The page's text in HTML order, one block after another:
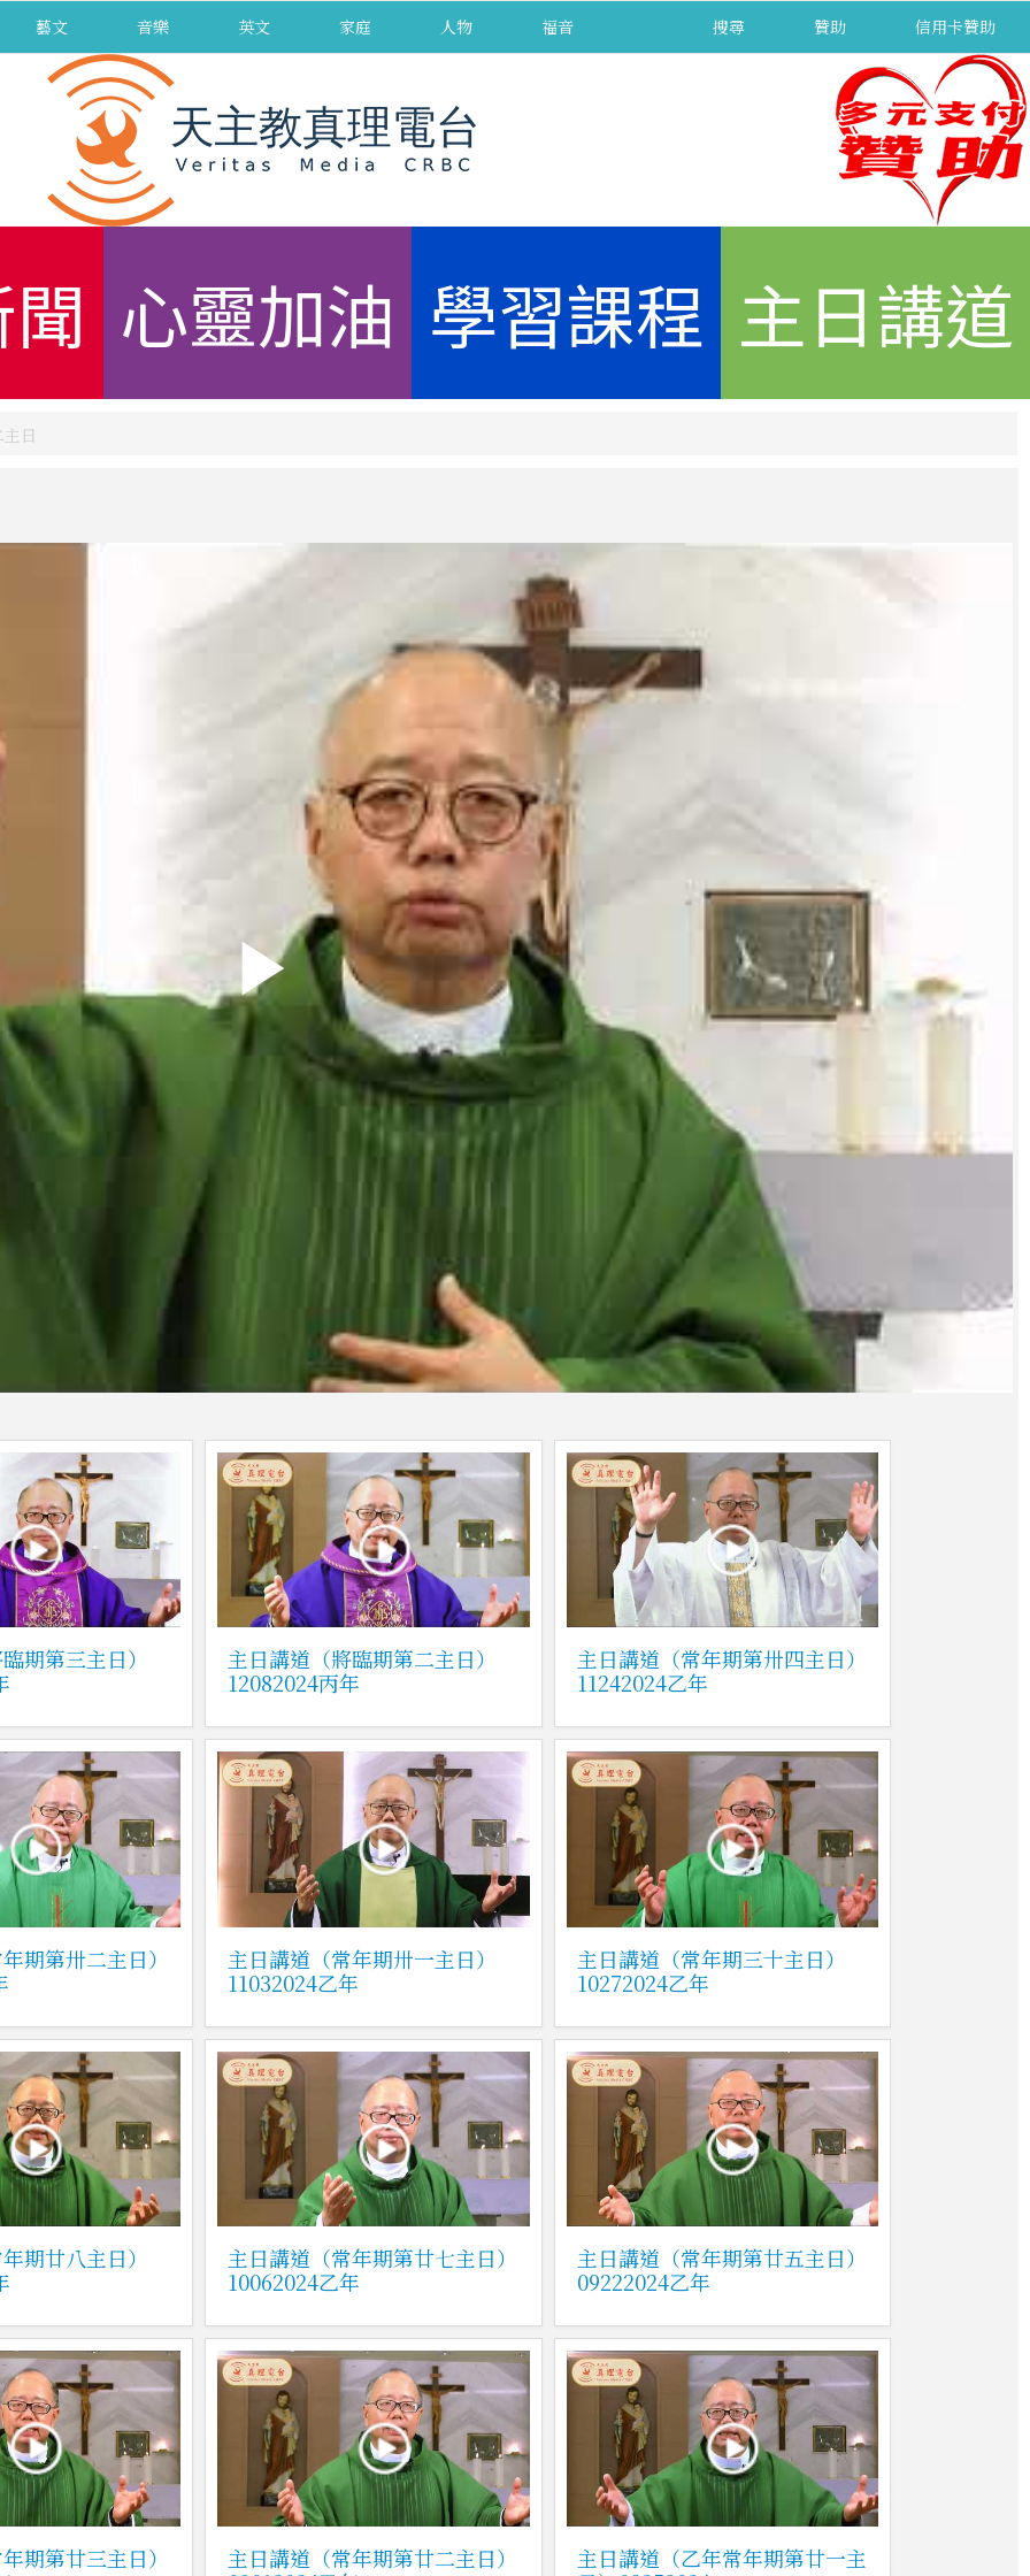
藝文 音樂 英文 家庭 人物 福音 搜尋 贊助 信用卡贊助
心靈加油 學習課程 主日講道
日
期第三主日）
主日講道（將臨期第二主日）
12082024丙年
主日講道（常年期第卅四主日）
11242024乙年
期第卅二主日）
主日講道（常年期卅一主日）
11032024乙年
主日講道（常年期三十主日）
10272024乙年
期廿八主日）
主日講道（常年期第廿七主日）
10062024乙年
主日講道（常年期第廿五主日）
09222024乙年
期第廿三主日）
主日講道（常年期第廿二主日）
主日講道（乙年常年期第廿一主